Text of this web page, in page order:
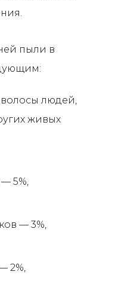
пыли в
людей,
живых
5%,
— 3%,
2%,